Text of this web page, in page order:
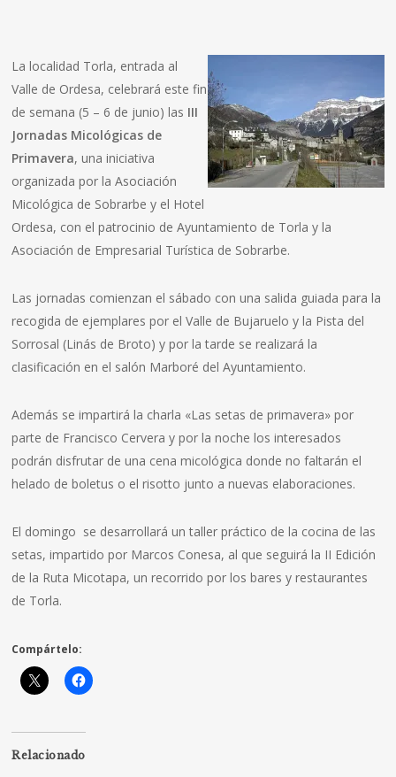
La localidad Torla, entrada al
Valle de Ordesa, celebrará este fin
de semana (5 – 6 de junio) las III
Jornadas Micológicas de
Primavera, una iniciativa
organizada por la Asociación
Micológica de Sobrarbe y el Hotel
Ordesa, con el patrocinio de Ayuntamiento de Torla y la
Asociación de Empresarial Turística de Sobrarbe.
Las jornadas comienzan el sábado con una salida guiada para la
recogida de ejemplares por el Valle de Bujaruelo y la Pista del
Sorrosal (Linás de Broto) y por la tarde se realizará la
clasificación en el salón Marboré del Ayuntamiento.
Además se impartirá la charla «Las setas de primavera» por
parte de Francisco Cervera y por la noche los interesados
podrán disfrutar de una cena micológica donde no faltarán el
helado de boletus o el risotto junto a nuevas elaboraciones.
El domingo se desarrollará un taller práctico de la cocina de las
setas, impartido por Marcos Conesa, al que seguirá la II Edición
de la Ruta Micotapa, un recorrido por los bares y restaurantes
de Torla.
Compártelo:
Relacionado